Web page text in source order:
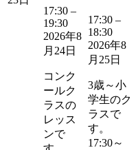
17:30 –
19:30
2026年8
月24日
コンク
ールク
ラスの
レッス
ンで
17:30 –
18:30
2026年8
月25日
3歳～小
学生のク
ラスで
す。
17:30～